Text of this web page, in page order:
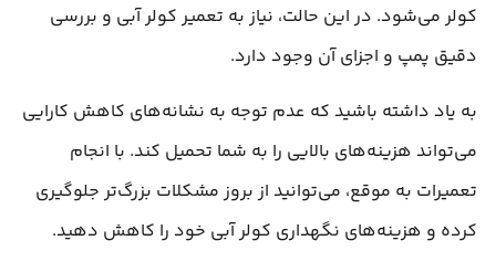
کولر می‌شود. در این حالت، نیاز به تعمیر کولر آبی و بررسی
دقیق پمپ و اجزای آن وجود دارد.
به یاد داشته باشید که عدم توجه به نشانه‌های کاهش کارایی
می‌تواند هزینه‌های بالایی را به شما تحمیل کند. با انجام
تعمیرات به موقع، می‌توانید از بروز مشکلات بزرگ‌تر جلوگیری
کرده و هزینه‌های نگهداری کولر آبی خود را کاهش دهید.